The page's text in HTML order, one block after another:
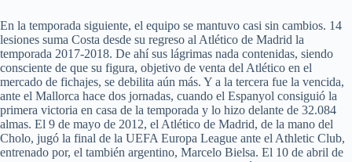
En la temporada siguiente, el equipo se mantuvo casi sin cambios. 14
lesiones suma Costa desde su regreso al Atlético de Madrid la
temporada 2017-2018. De ahí sus lágrimas nada contenidas, siendo
consciente de que su figura, objetivo de venta del Atlético en el
mercado de fichajes, se debilita aún más. Y a la tercera fue la vencida,
ante el Mallorca hace dos jornadas, cuando el Espanyol consiguió la
primera victoria en casa de la temporada y lo hizo delante de 32.084
almas. El 9 de mayo de 2012, el Atlético de Madrid, de la mano del
Cholo, jugó la final de la UEFA Europa League ante el Athletic Club,
entrenado por, el también argentino, Marcelo Bielsa. El 10 de abril de